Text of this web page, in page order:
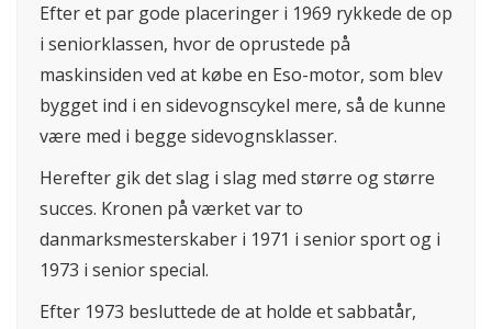
Efter et par gode placeringer i 1969 rykkede de op
i seniorklassen, hvor de oprustede på
maskinsiden ved at købe en Eso-motor, som blev
bygget ind i en sidevognscykel mere, så de kunne
være med i begge sidevognsklasser.
Herefter gik det slag i slag med større og større
succes. Kronen på værket var to
danmarksmesterskaber i 1971 i senior sport og i
1973 i senior special.
Efter 1973 besluttede de at holde et sabbatår,